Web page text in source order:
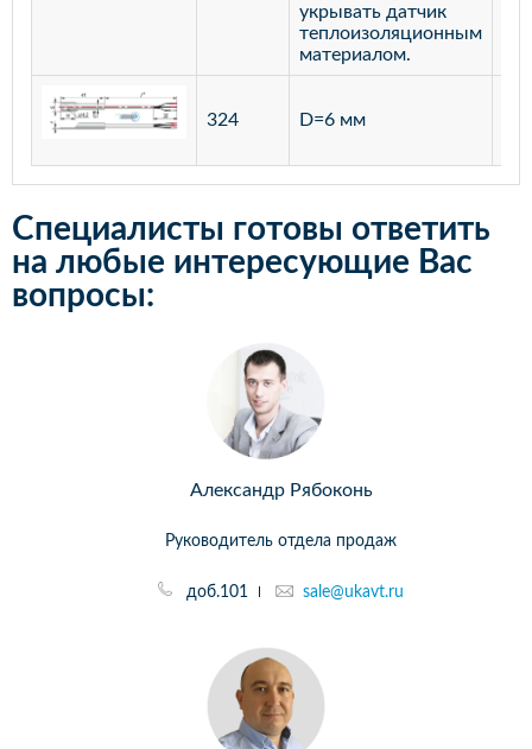
укрывать датчик
теплоизоляционным
материалом.
324 D=6 мм
Специалисты готовы ответить
на любые интересующие Вас
вопросы:
Александр Рябоконь
Руководитель отдела продаж
доб.101 sale@ukavt.ru